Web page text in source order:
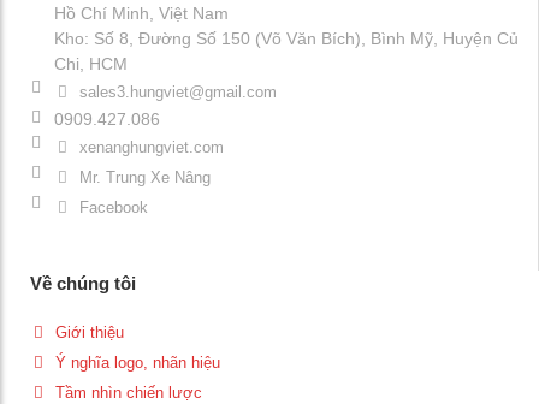
Hồ Chí Minh, Việt Nam
Kho: Số 8, Đường Số 150 (Võ Văn Bích), Bình Mỹ, Huyện Củ
Chi, HCM
sales3.hungviet@gmail.com
0909.427.086
xenanghungviet.com
Mr. Trung Xe Nâng
Facebook
Về chúng tôi
Giới thiệu
Ý nghĩa logo, nhãn hiệu
Tầm nhìn chiến lược